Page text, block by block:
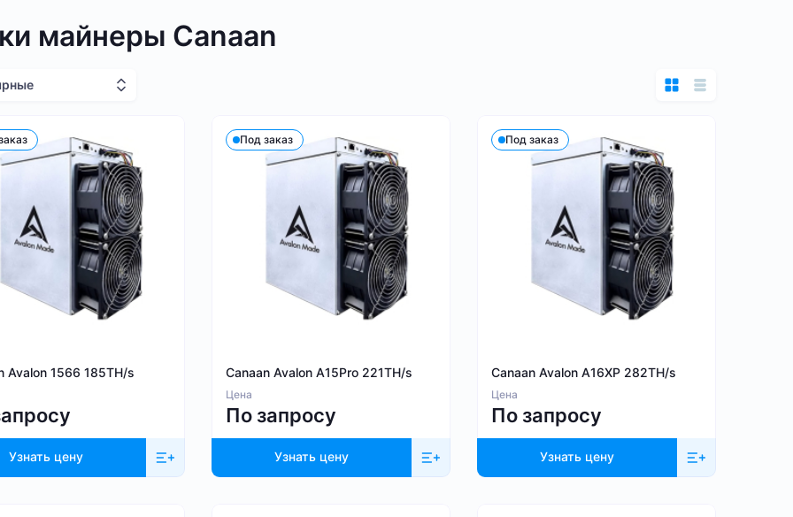
майнеры Canaan
Avalon 1566 185TH/s
Узнать цену
Под заказ
Canaan Avalon A15Pro 221TH/s
Цена
По запросу
Узнать цену
Под заказ
Canaan Avalon A16XP 282TH/s
Цена
По запросу
Узнать цену